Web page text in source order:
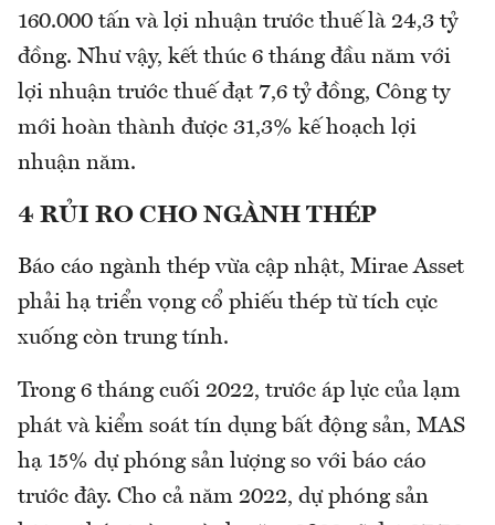
160.000 tấn và lợi nhuận trước thuế là 24,3 tỷ
đồng. Như vậy, kết thúc 6 tháng đầu năm với
lợi nhuận trước thuế đạt 7,6 tỷ đồng, Công ty
mới hoàn thành được 31,3% kế hoạch lợi
nhuận năm.
4 RỦI RO CHO NGÀNH THÉP
Báo cáo ngành thép vừa cập nhật, Mirae Asset
phải hạ triển vọng cổ phiếu thép từ tích cực
xuống còn trung tính.
Trong 6 tháng cuối 2022, trước áp lực của lạm
phát và kiểm soát tín dụng bất động sản, MAS
hạ 15% dự phóng sản lượng so với báo cáo
trước đây. Cho cả năm 2022, dự phóng sản